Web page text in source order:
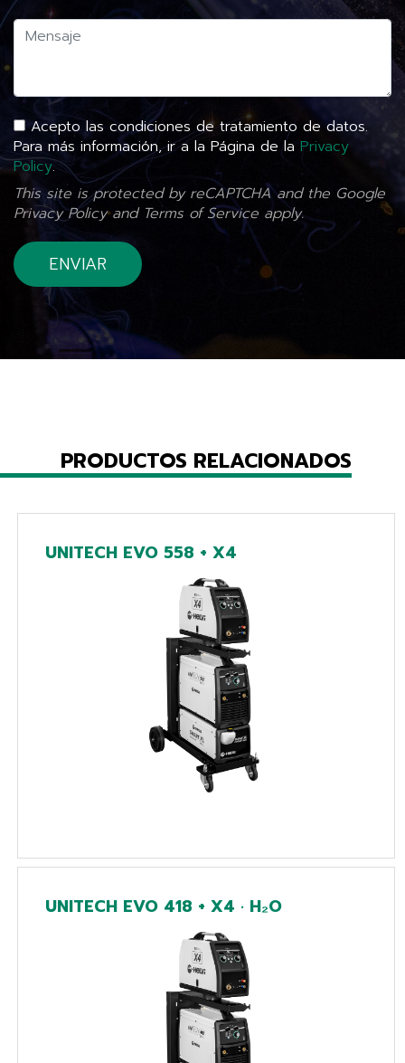
Acepto las condiciones de tratamiento de datos.
Para más información, ir a la Página de la Privacy
Policy.
This site is protected by reCAPTCHA and the Google
Privacy Policyand Terms of Service apply.
PRODUCTOS RELACIONADOS
UNITECH EVO 558 + X4
UNITECH EVO 418 + X4 · H₂O